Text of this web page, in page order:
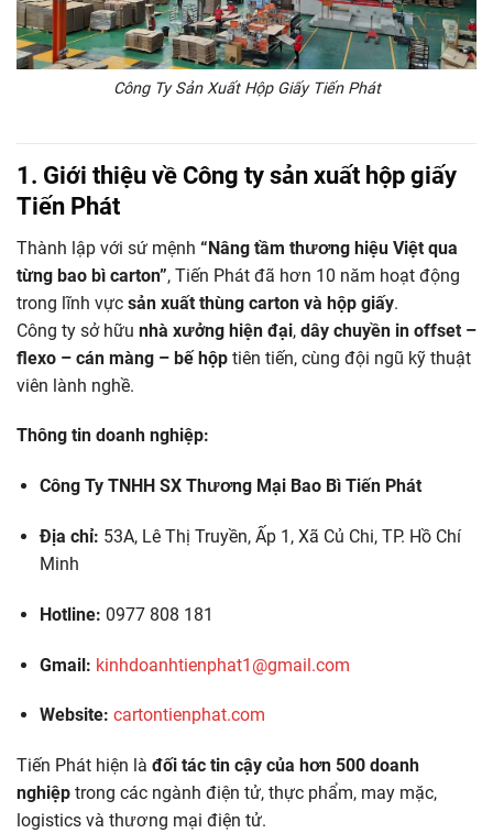
Công Ty Sản Xuất Hộp Giấy Tiến Phát
1. Giới thiệu về Công ty sản xuất hộp giấy
Tiến Phát
Thành lập với sứ mệnh “Nâng tầm thương hiệu Việt qua
từng bao bì carton”, Tiến Phát đã hơn 10 năm hoạt động
trong lĩnh vực sản xuất thùng carton và hộp giấy.
Công ty sở hữu nhà xưởng hiện đại, dây chuyền in offset –
flexo – cán màng – bế hộp tiên tiến, cùng đội ngũ kỹ thuật
viên lành nghề.
Thông tin doanh nghiệp:
Công Ty TNHH SX Thương Mại Bao Bì Tiến Phát
Địa chỉ: 53A, Lê Thị Truyền, Ấp 1, Xã Củ Chi, TP. Hồ Chí
Minh
Hotline: 0977 808 181
Gmail: kinhdoanhtienphat1@gmail.com
Website: cartontienphat.com
Tiến Phát hiện là đối tác tin cậy của hơn 500 doanh
nghiệp trong các ngành điện tử, thực phẩm, may mặc,
logistics và thương mại điện tử.